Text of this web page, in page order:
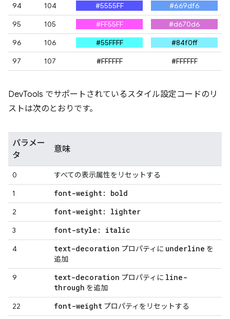
94
104 #5555FF
#669df6
95
105 #FF55FF
#d670d6
96
106 #55FFFF
#84f0ff
97
107 #FFFFFF #FFFFFF
DevTools でサポートされているスタイル設定コードのリ
ストは次のとおりです。
パラメー
タ
意味
0
すべての表示属性をリセットする
1
font-weight: bold
2 font-weight: lighter
3 font-style: italic
4 text-decoration プロパティに underline を
追加
9
text-decoration プロパティに line-
through を追加
22
font-weight プロパティをリセットする